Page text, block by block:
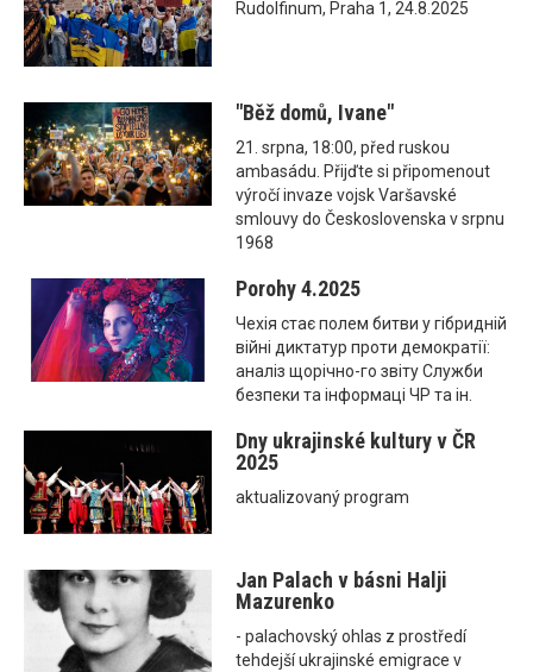
Rudolfinum, Praha 1, 24.8.2025
"Běž domů, Ivane"
21. srpna, 18:00, před ruskou
ambasádu. Přijďte si připomenout
výročí invaze vojsk Varšavské
smlouvy do Československa v srpnu
1968
Porohy 4.2025
Чехія стає полем битви у гібридній
війні диктатур проти демократії:
аналіз щорічно-го звіту Служби
безпеки та інформаці ЧР та ін.
Dny ukrajinské kultury v ČR
2025
aktualizovaný program
Jan Palach v básni Halji
Mazurenko
- palachovský ohlas z prostředí
tehdejší ukrajinské emigrace v